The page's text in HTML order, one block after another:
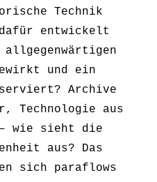
Technik
entwickelt
allgegenwärtigen
und ein
Archive
Technologie aus
wie sieht die
aus? Das
sich paraflows